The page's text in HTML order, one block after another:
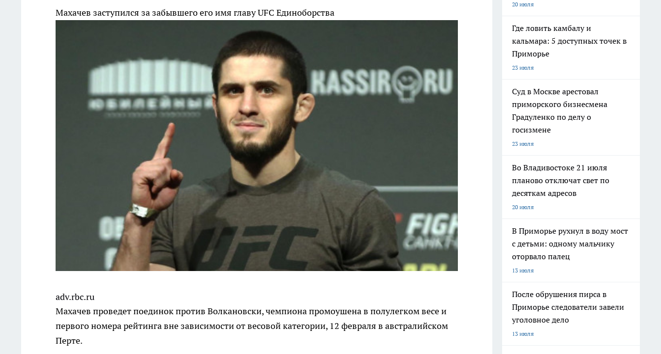
Махачев заступился за забывшего его имя главу UFC Единоборства
adv.rbc.ru
Махачев проведет поединок против Волкановски, чемпиона промоушена в полулегком весе и
первого номера рейтинга вне зависимости от весовой категории, 12 февраля в австралийском
Перте.
20 июля
Где ловить камбалу и
кальмара: 5 доступных точек в
Приморье
23 июля
Суд в Москве арестовал
приморского бизнесмена
Градуленко по делу о
госизмене
23 июля
Во Владивостоке 21 июля
планово отключат свет по
десяткам адресов
20 июля
В Приморье рухнул в воду мост
с детьми: одному мальчику
оторвало палец
13 июля
После обрушения пирса в
Приморье следователи завели
уголовное дело
13 июля